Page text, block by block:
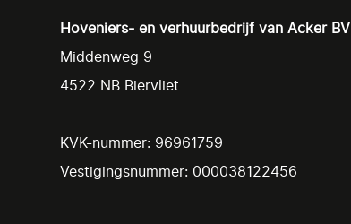
Hoveniers- en verhuurbedrijf van Acker BV
Middenweg 9
4522 NB Biervliet
KVK-nummer: 96961759
Vestigingsnummer: 000038122456